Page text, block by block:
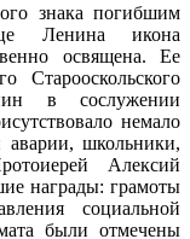
знака погибшим
Ленина икона
освящена. Ее
Старооскольского
в сослужении
немало
аварии, школьники,
Алексий
награды: грамоты
социальной
были отмечены